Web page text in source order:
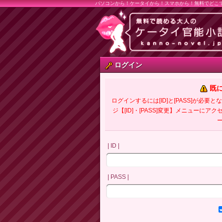
パソコンから！ケータイから！スマホから！無料でどこ
ログイン
既
ログインするには[ID]と[PASS]が必要と
ジ【[ID]・[PASS]変更】メニューにアク
| ID |
| PASS |